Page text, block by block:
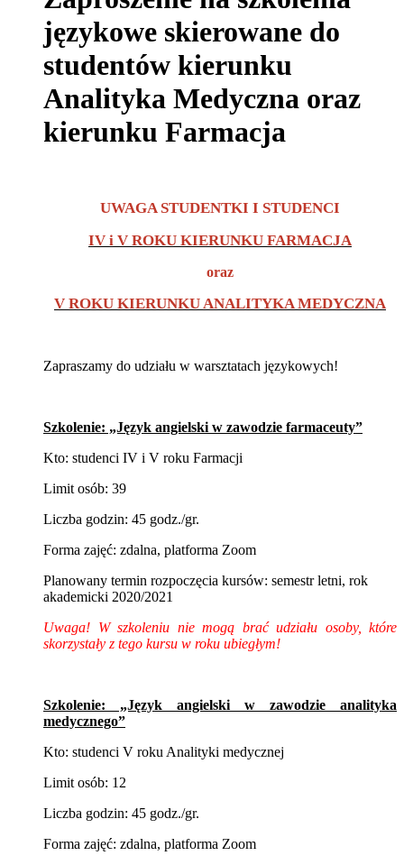
językowe skierowane do
studentów kierunku
Analityka Medyczna oraz
kierunku Farmacja
UWAGA STUDENTKI I STUDENCI
IV i V ROKU KIERUNKU FARMACJA
oraz
V ROKU KIERUNKU ANALITYKA MEDYCZNA
Zapraszamy do udziału w warsztatach językowych!
Szkolenie: „Język angielski w zawodzie farmaceuty”
Kto: studenci IV i V roku Farmacji
Limit osób: 39
Liczba godzin: 45 godz./gr.
Forma zajęć: zdalna, platforma Zoom
Planowany termin rozpoczęcia kursów: semestr letni, rok
akademicki 2020/2021
Uwaga! W szkoleniu nie mogą brać udziału osoby, które
skorzystały z tego kursu w roku ubiegłym!
Szkolenie: „Język angielski w zawodzie analityka
medycznego”
Kto: studenci V roku Analityki medycznej
Limit osób: 12
Liczba godzin: 45 godz./gr.
Forma zajęć: zdalna, platforma Zoom